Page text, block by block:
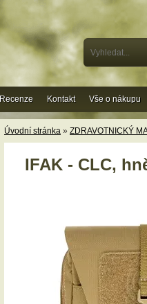
Úvodní stránka » ZDRAVOTNICKÝ
IFAK - CLC,
Recenze Kontakt Vše o nákupu